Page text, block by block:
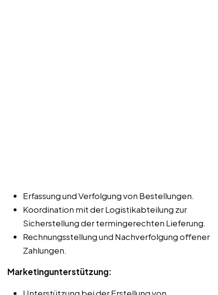
Erfassung und Verfolgung von Bestellungen.
Koordination mit der Logistikabteilung zur
Sicherstellung der termingerechten Lieferung.
Rechnungsstellung und Nachverfolgung offener
Zahlungen.
Marketingunterstützung: